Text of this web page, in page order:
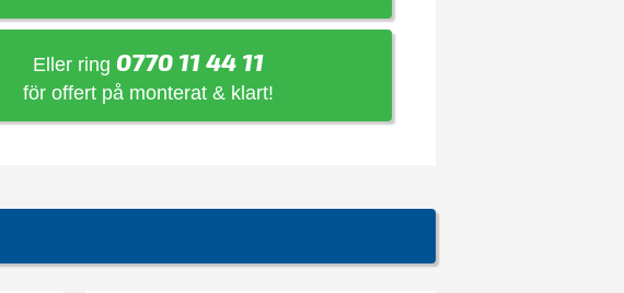
Eller ring 0770 11 44 11
för offert på monterat & klart!